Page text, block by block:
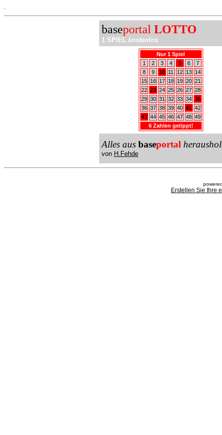
baseportal LOTTO
1 SPIEL kostenlos
Nur 1 Spiel
1
2 3 4 5 6
7
8
9 10 11 12 13
14
15
16 17 18 19 20 21
22 23 24 25 26 27 28
29 30 31 32 33 34 35
36 37 38 39 40 41 42
43 44 45 46 47 48 49
6 Zahlen getippt!
Alles aus baseportal
von H.Fehde
Erstellen Sie Ihre